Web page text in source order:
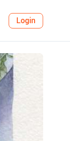
Login